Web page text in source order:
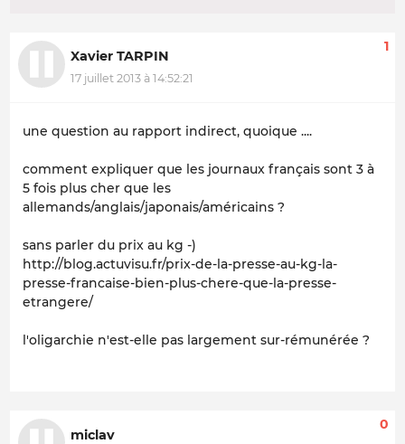
Xavier TARPIN
17 juillet 2013 à 14:52:21
1
une question au rapport indirect, quoique ....
comment expliquer que les journaux français sont 3 à
5 fois plus cher que les
allemands/anglais/japonais/américains ?
sans parler du prix au kg -)
http://blog.actuvisu.fr/prix-de-la-presse-au-kg-la-
presse-francaise-bien-plus-chere-que-la-presse-
etrangere/
l'oligarchie n'est-elle pas largement sur-rémunérée ?
miclav
0